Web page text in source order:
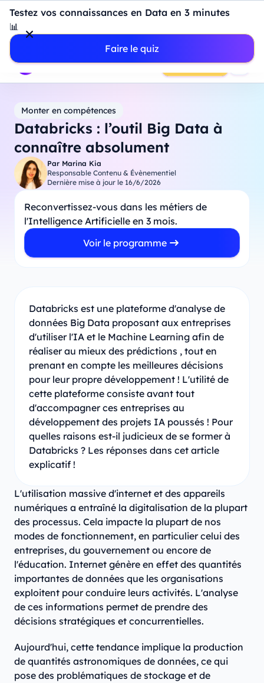
Introduction à Power BI : construisez votre premier
dashboard de A à Z
- Mardi 11
18h00
Professionnels
Étudiants Parents Entreprises
Prendre RDV
Testez vos connaissances en Data en 3 minutes
📊
Faire le quiz
Monter en compétences
Databricks : l’outil Big Data à
connaître absolument
Par Marina Kia
Responsable Contenu & Évènementiel
Dernière mise à jour le 16/6/2026
Reconvertissez-vous dans les métiers de
l'Intelligence Artificielle en 3 mois.
Voir le programme
Databricks est une plateforme d'analyse de
données Big Data proposant aux entreprises
d'utiliser l'IA et le Machine Learning afin de
réaliser au mieux des prédictions , tout en
prenant en compte les meilleures décisions
pour leur propre développement ! L'utilité de
cette plateforme consiste avant tout
d'accompagner ces entreprises au
développement des projets IA poussés ! Pour
quelles raisons est-il judicieux de se former à
Databricks ? Les réponses dans cet article
explicatif !
L'utilisation massive d'internet et des appareils
numériques a entraîné la digitalisation de la plupart
des processus. Cela impacte la plupart de nos
modes de fonctionnement, en particulier celui des
entreprises, du gouvernement ou encore de
l'éducation. Internet génère en effet des quantités
importantes de données que les organisations
exploitent pour conduire leurs activités. L'analyse
de ces informations permet de prendre des
décisions stratégiques et concurrentielles.
Aujourd'hui, cette tendance implique la production
de quantités astronomiques de données, ce qui
pose des problématiques de stockage et de